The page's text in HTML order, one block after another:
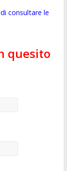
consultare le
quesito